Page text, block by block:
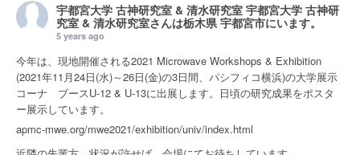
宇都宮大学 古神研究室 & 清水研究室 宇都宮大学 古神研
究室 & 清水研究室さんは栃木県 宇都宮市にいます。
5 years ago
今年は、現地開催される2021 Microwave Workshops & Exhibition
(2021年11月24日(水)～26日(金)の3日間、パシフィコ横浜)の大学展示
コーナ ブースU-12 & U-13に出展します。日頃の研究成果をポスタ
ー展示しています。
apmc-mwe.org/mwe2021/exhibition/univ/index.html